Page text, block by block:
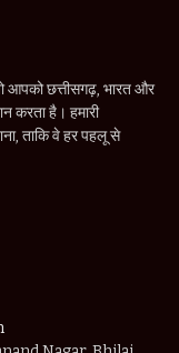
आपको छत्तीसगढ़, भारत और
करता है। हमारी
ताकि वे हर पहलू से